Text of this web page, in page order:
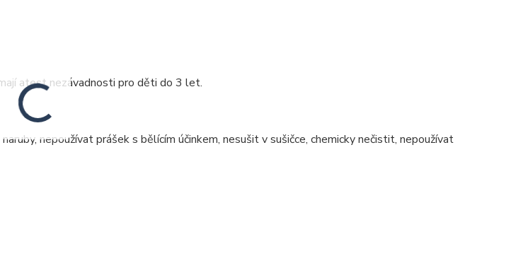
atest nezávadnosti pro děti do 3 let.
nepoužívat prášek s bělícím účinkem, nesušit v sušičce, chemicky nečistit, nepoužívat